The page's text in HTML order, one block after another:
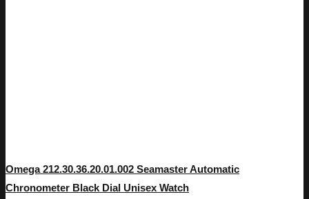
Omega 212.30.36.20.01.002 Seamaster Automatic
Chronometer Black Dial Unisex Watch